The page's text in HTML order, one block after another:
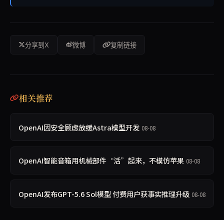
分享到X 微博 复制链接
相关推荐
OpenAI因安全顾虑放缓Astra模型开发 08-08
OpenAI智能音箱用机械部件“活”起来，不模仿苹果 08-08
OpenAI发布GPT-5.6 Sol模型 付费用户获事实推理升级 08-08